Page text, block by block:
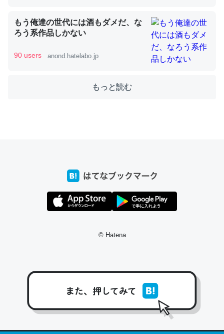
ウチもEchoを実家に置いて４年。でたまに覗いてる。ぼ
ちぼちRingも置こうかと画策中。あと、Googleマップで
位置情報を共有してる。電池残量や充電中かが分かるので
コミュニケーションが劇的に変化した｜tayorini by LIFULL介護
り時間を日数にすると1週間とかの人が多いそうだけど、
それを実質100倍以上に伸ばす効果があるはず……
─たまにLINEするくらいだった遠方の父67歳と僕。ITツール導入で
コミュニケーションが劇的に変化した｜tayorini by LIFULL介護
私も3年前ぐらいに祖母の家に設置した。ポケットWifiみ
たいなのでネット環境作ったけどAlexaしか使わないので
回線代ほとんどかからないですよ。参考：
https://toyoshi.hatenablog.com/entry/2019/05/15/1805
もう俺達の世代には酒もダメだ、な
ろう系作品しかない
90 users anond.hatelabo.jp
もっと読む
© Hatena